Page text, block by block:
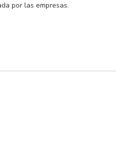
por las empresas.